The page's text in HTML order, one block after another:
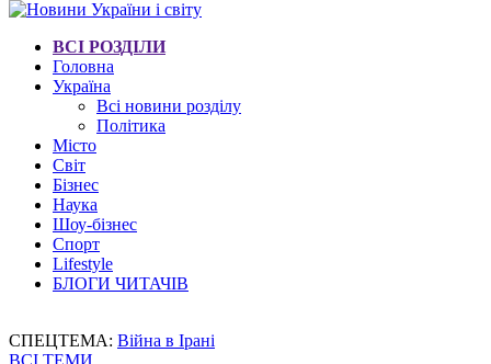
ВСІ РОЗДІЛИ
Головна
Україна
Всі новини розділу
Політика
Місто
Світ
Бізнес
Наука
Шоу-бізнес
Спорт
Lifestyle
БЛОГИ ЧИТАЧІВ
СПЕЦТЕМА: Війна в Ірані
ВСІ ТЕМИ